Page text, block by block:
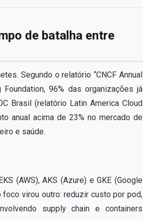
de batalha entre
Segundo o relatório “CNCF Annual
96% das organizações já
Brasil (relatório Latin America Cloud
anual acima de 23% no mercado de
e saúde.
(AWS), AKS (Azure) e GKE (Google
virou outro: reduzir custo por pod,
supply chain e containers